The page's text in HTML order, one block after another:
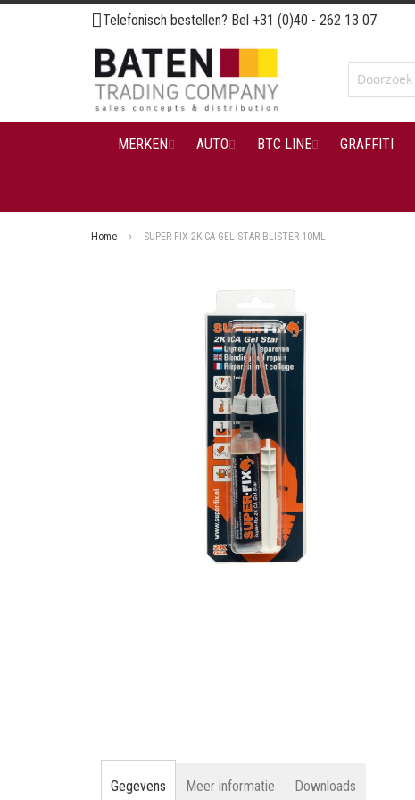
Ga
naar
de
inhoud
Telefonisch bestellen? Bel +31 (0)40 - 262 13 07
MERKEN AUTO BTC LINE GRAFFITI
Home SUPER-FIX 2K CA GEL STAR BLISTER 10ML
Gegevens Meer informatie Downloads